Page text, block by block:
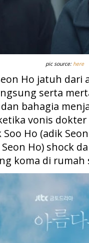
pic source: here
Ho jatuh dari
serta
bahagia
vonis
Ho (adik
Ho) shock
koma di rumah